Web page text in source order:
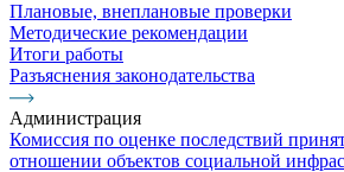
Плановые, внеплановые проверки
Методические рекомендации
Итоги работы
Разъяснения законодательства
Администрация
Комиссия по оценке последствий
отношении объектов социальной